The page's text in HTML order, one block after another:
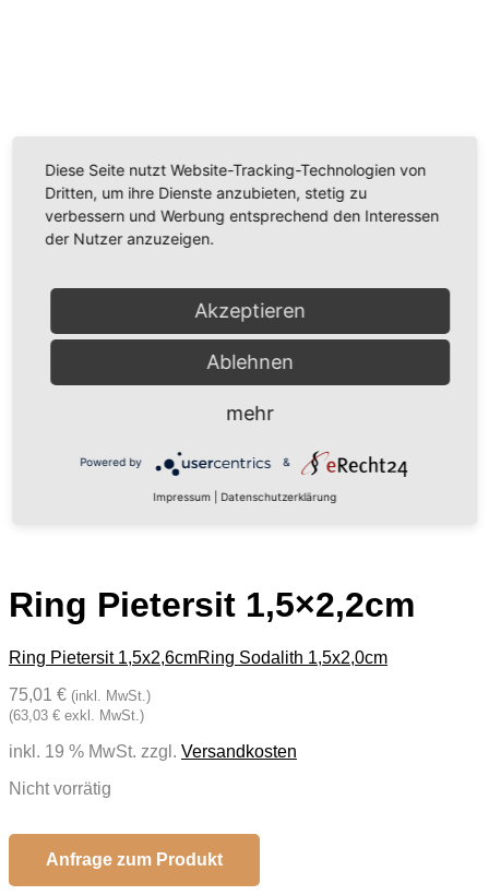
Videoinhalte einzubetten. Dieser Service kann Daten
zu Ihren Aktivitäten sammeln. Bitte lesen Sie die Details
durch und stimmen Sie der Nutzung des Service zu,
um dieses Video anzusehen.
Mehr Informationen
Powered byUsercentrics Consent Management
Platform
Ring Pietersit 1,5×2,2cm
Ring Pietersit 1,5x2,6cmRing Sodalith 1,5x2,0cm
75,01 € (inkl. MwSt.)
(63,03 € exkl. MwSt.)
inkl. 19 % MwSt. zzgl. Versandkosten
Nicht vorrätig
Anfrage zum Produkt
Diese Seite nutzt Website-Tracking-Technologien von
Dritten, um ihre Dienste anzubieten, stetig zu
verbessern und Werbung entsprechend den Interessen
der Nutzer anzuzeigen.
Akzeptieren
Ablehnen
mehr
Powered by &
Impressum Datenschutzerklärung